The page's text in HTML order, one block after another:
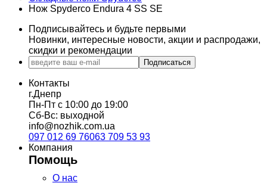
Нож Spyderco Endura 4 SS SE
Подписывайтесь и будьте первыми
Новинки, интересные новости, акции и распродажи,
скидки и рекомендации
Подписаться
Контакты
г.Днепр
Пн-Пт с 10:00 до 19:00
Сб-Вс: выходной
info@nozhik.com.ua
097 012 69 76063 709 53 93
Компания
Помощь
О нас